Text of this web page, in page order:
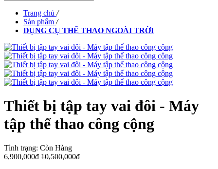
Trang chủ /
Sản phẩm /
DỤNG CỤ THỂ THAO NGOÀI TRỜI
Thiết bị tập tay vai đôi - Máy
tập thể thao công cộng
Tình trạng: Còn Hàng
6,900,000đ 10,500,000đ